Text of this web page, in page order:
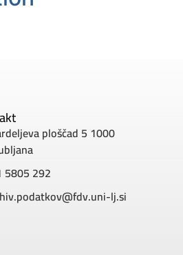
ploščad 5 1000
5805 292
lj.si